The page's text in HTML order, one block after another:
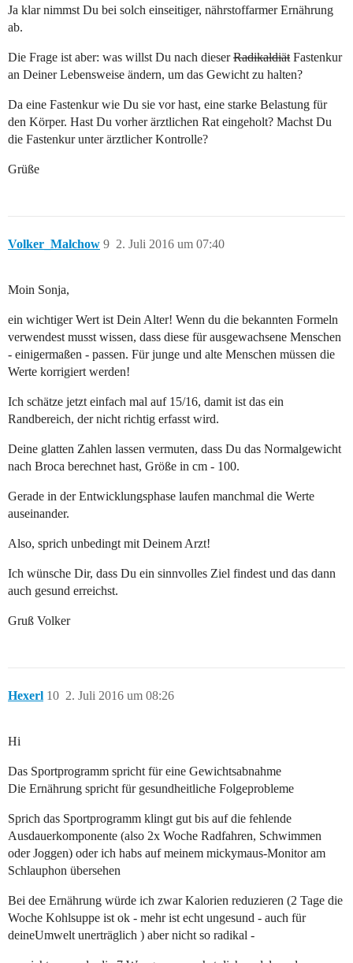
Ja klar nimmst Du bei solch einseitiger, nährstoffarmer Ernährung
ab.
Die Frage ist aber: was willst Du nach dieserRadikaldiät Fastenkur
an Deiner Lebensweise ändern, um das Gewicht zu halten?
Da eine Fastenkur wie Du sie vor hast, eine starke Belastung für
den Körper. Hast Du vorher ärztlichen Rat eingeholt? Machst Du
die Fastenkur unter ärztlicher Kontrolle?
Grüße
Volker_Malchow 2. Juli 2016 um 07:40
9
Moin Sonja,
ein wichtiger Wert ist Dein Alter! Wenn du die bekannten Formeln
verwendest musst wissen, dass diese für ausgewachsene Menschen
- einigermaßen - passen. Für junge und alte Menschen müssen die
Werte korrigiert werden!
Ich schätze jetzt einfach mal auf 15/16, damit ist das ein
Randbereich, der nicht richtig erfasst wird.
Deine glatten Zahlen lassen vermuten, dass Du das Normalgewicht
nach Broca berechnet hast, Größe in cm - 100.
Gerade in der Entwicklungsphase laufen manchmal die Werte
auseinander.
Also, sprich unbedingt mit Deinem Arzt!
Ich wünsche Dir, dass Du ein sinnvolles Ziel findest und das dann
auch gesund erreichst.
Gruß Volker
Hexerl 2. Juli 2016 um 08:26
10
Hi
Das Sportprogramm spricht für eine Gewichtsabnahme
Die Ernährung spricht für gesundheitliche Folgeprobleme
Sprich das Sportprogramm klingt gut bis auf die fehlende
Ausdauerkomponente (also 2x Woche Radfahren, Schwimmen
oder Joggen) oder ich habs auf meinem mickymaus-Monitor am
Schlauphon übersehen
Bei dee Ernährung würde ich zwar Kalorien reduzieren (2 Tage die
Woche Kohlsuppe ist ok - mehr ist echt ungesund - auch für
deineUmwelt unerträglich ) aber nicht so radikal -